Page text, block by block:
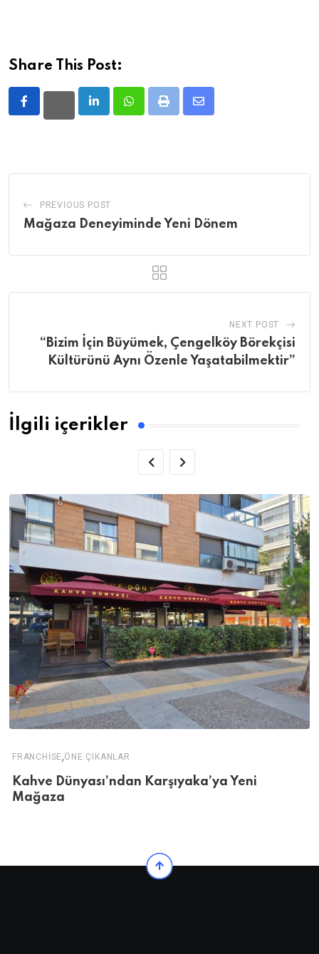
Share This Post:
LinkedInWhatsappPrint
Share
PREVIOUS POST
Mağaza Deneyiminde Yeni Dönem
NEXT POST
“Bizim İçin Büyümek, Çengelköy Börekçisi
Kültürünü Aynı Özenle Yaşatabilmektir”
İlgili içerikler
FRANCHISE,ÖNE ÇIKANLAR
Kahve Dünyası’ndan Karşıyaka’ya Yeni
Mağaza